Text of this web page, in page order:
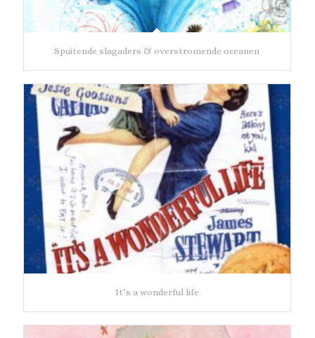
Spuitende slagaders & overstromende oceanen
It’s a wonderful life